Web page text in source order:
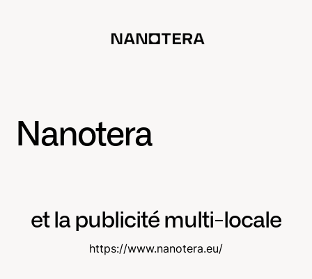
Nanotera
et la publicité multi-locale
https://www.nanotera.eu/